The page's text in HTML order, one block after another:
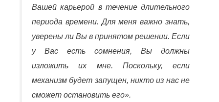
Вашей карьерой в течение длительного
периода времени. Для меня важно знать,
уверены ли Вы в принятом решении. Если
у Вас есть сомнения, Вы должны
изложить их мне. Поскольку, если
механизм будет запущен, никто из нас не
сможет остановить его».